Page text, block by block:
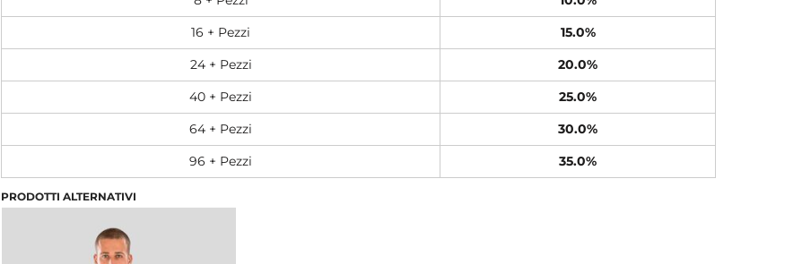
16 + Pezzi
15.0%
24 + Pezzi
20.0%
40 + Pezzi
25.0%
64 + Pezzi
30.0%
96 + Pezzi
35.0%
PRODOTTI ALTERNATIVI